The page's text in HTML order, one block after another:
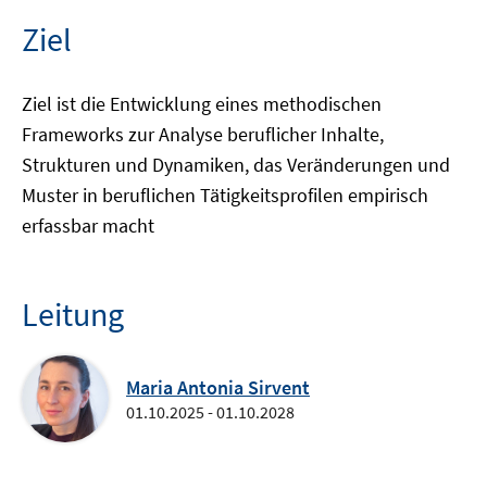
Ziel
Ziel ist die Entwicklung eines methodischen
Frameworks zur Analyse beruflicher Inhalte,
Strukturen und Dynamiken, das Veränderungen und
Muster in beruflichen Tätigkeitsprofilen empirisch
erfassbar macht
Leitung
Maria Antonia Sirvent
01.10.2025 - 01.10.2028